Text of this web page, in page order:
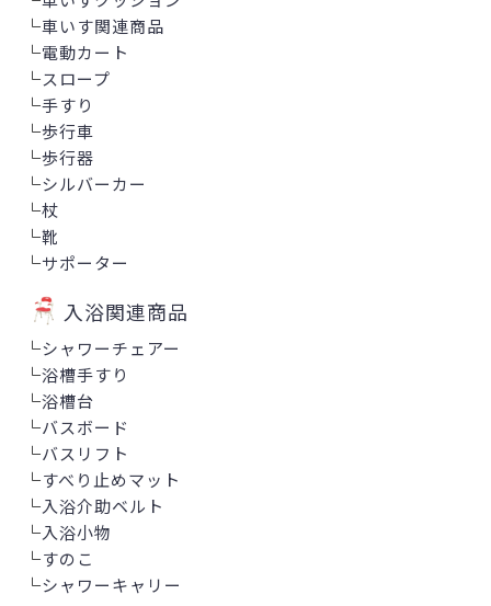
└車いす関連商品
└電動カート
└スロープ
└手すり
└歩行車
└歩行器
└シルバーカー
└杖
└靴
└サポーター
入浴関連商品
└シャワーチェアー
└浴槽手すり
└浴槽台
└バスボード
└バスリフト
└すべり止めマット
└入浴介助ベルト
└入浴小物
└すのこ
└シャワーキャリー